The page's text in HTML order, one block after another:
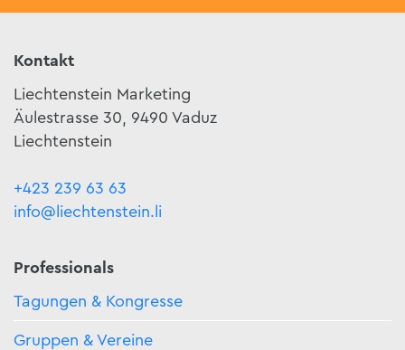
Kontakt
Liechtenstein Marketing
Äulestrasse 30, 9490 Vaduz
Liechtenstein
+423 239 63 63
info@liechtenstein.li
Professionals
Tagungen & Kongresse
Gruppen & Vereine